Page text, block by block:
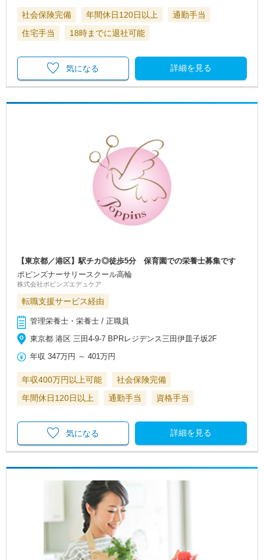
社会保険完備 年間休日120日以上
通勤手当
住宅手当
18時までに退社可能
詳細を見る
気になる
【東京都／港区】駅チカ◎徒歩5分 保育園での栄養士募集です
ポピンズナーサリースクール高輪
株式会社ポピンズエデュケア
転職支援サービス経由
管理栄養士・栄養士 / 正職員
東京都 港区 三田4-9-7 BPRレジデンス三田伊皿子坂2F
年収 347万円 ～401万円
年収400万円以上可能
社会保険完備
年間休日120日以上
通勤手当 資格手当
詳細を見る
気になる